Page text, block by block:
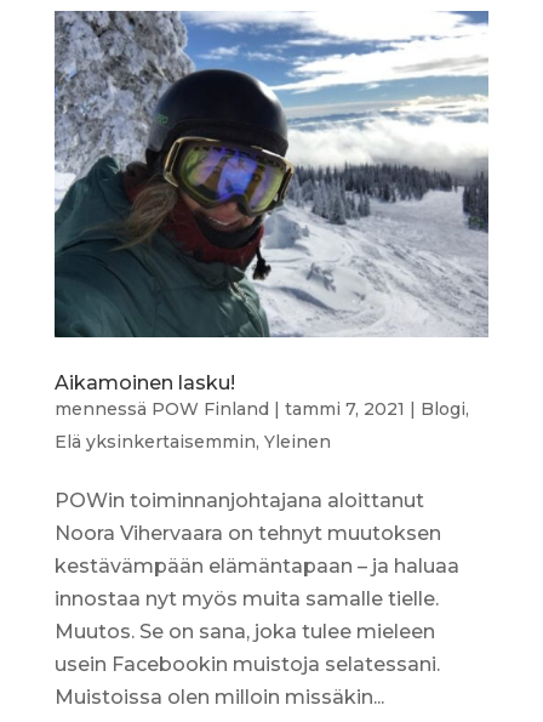
Aikamoinen lasku!
mennessä POW Finland | tammi 7, 2021 | Blogi,
Elä yksinkertaisemmin, Yleinen
POWin toiminnanjohtajana aloittanut
Noora Vihervaara on tehnyt muutoksen
kestävämpään elämäntapaan – ja haluaa
innostaa nyt myös muita samalle tielle.
Muutos. Se on sana, joka tulee mieleen
usein Facebookin muistoja selatessani.
Muistoissa olen milloin missäkin...